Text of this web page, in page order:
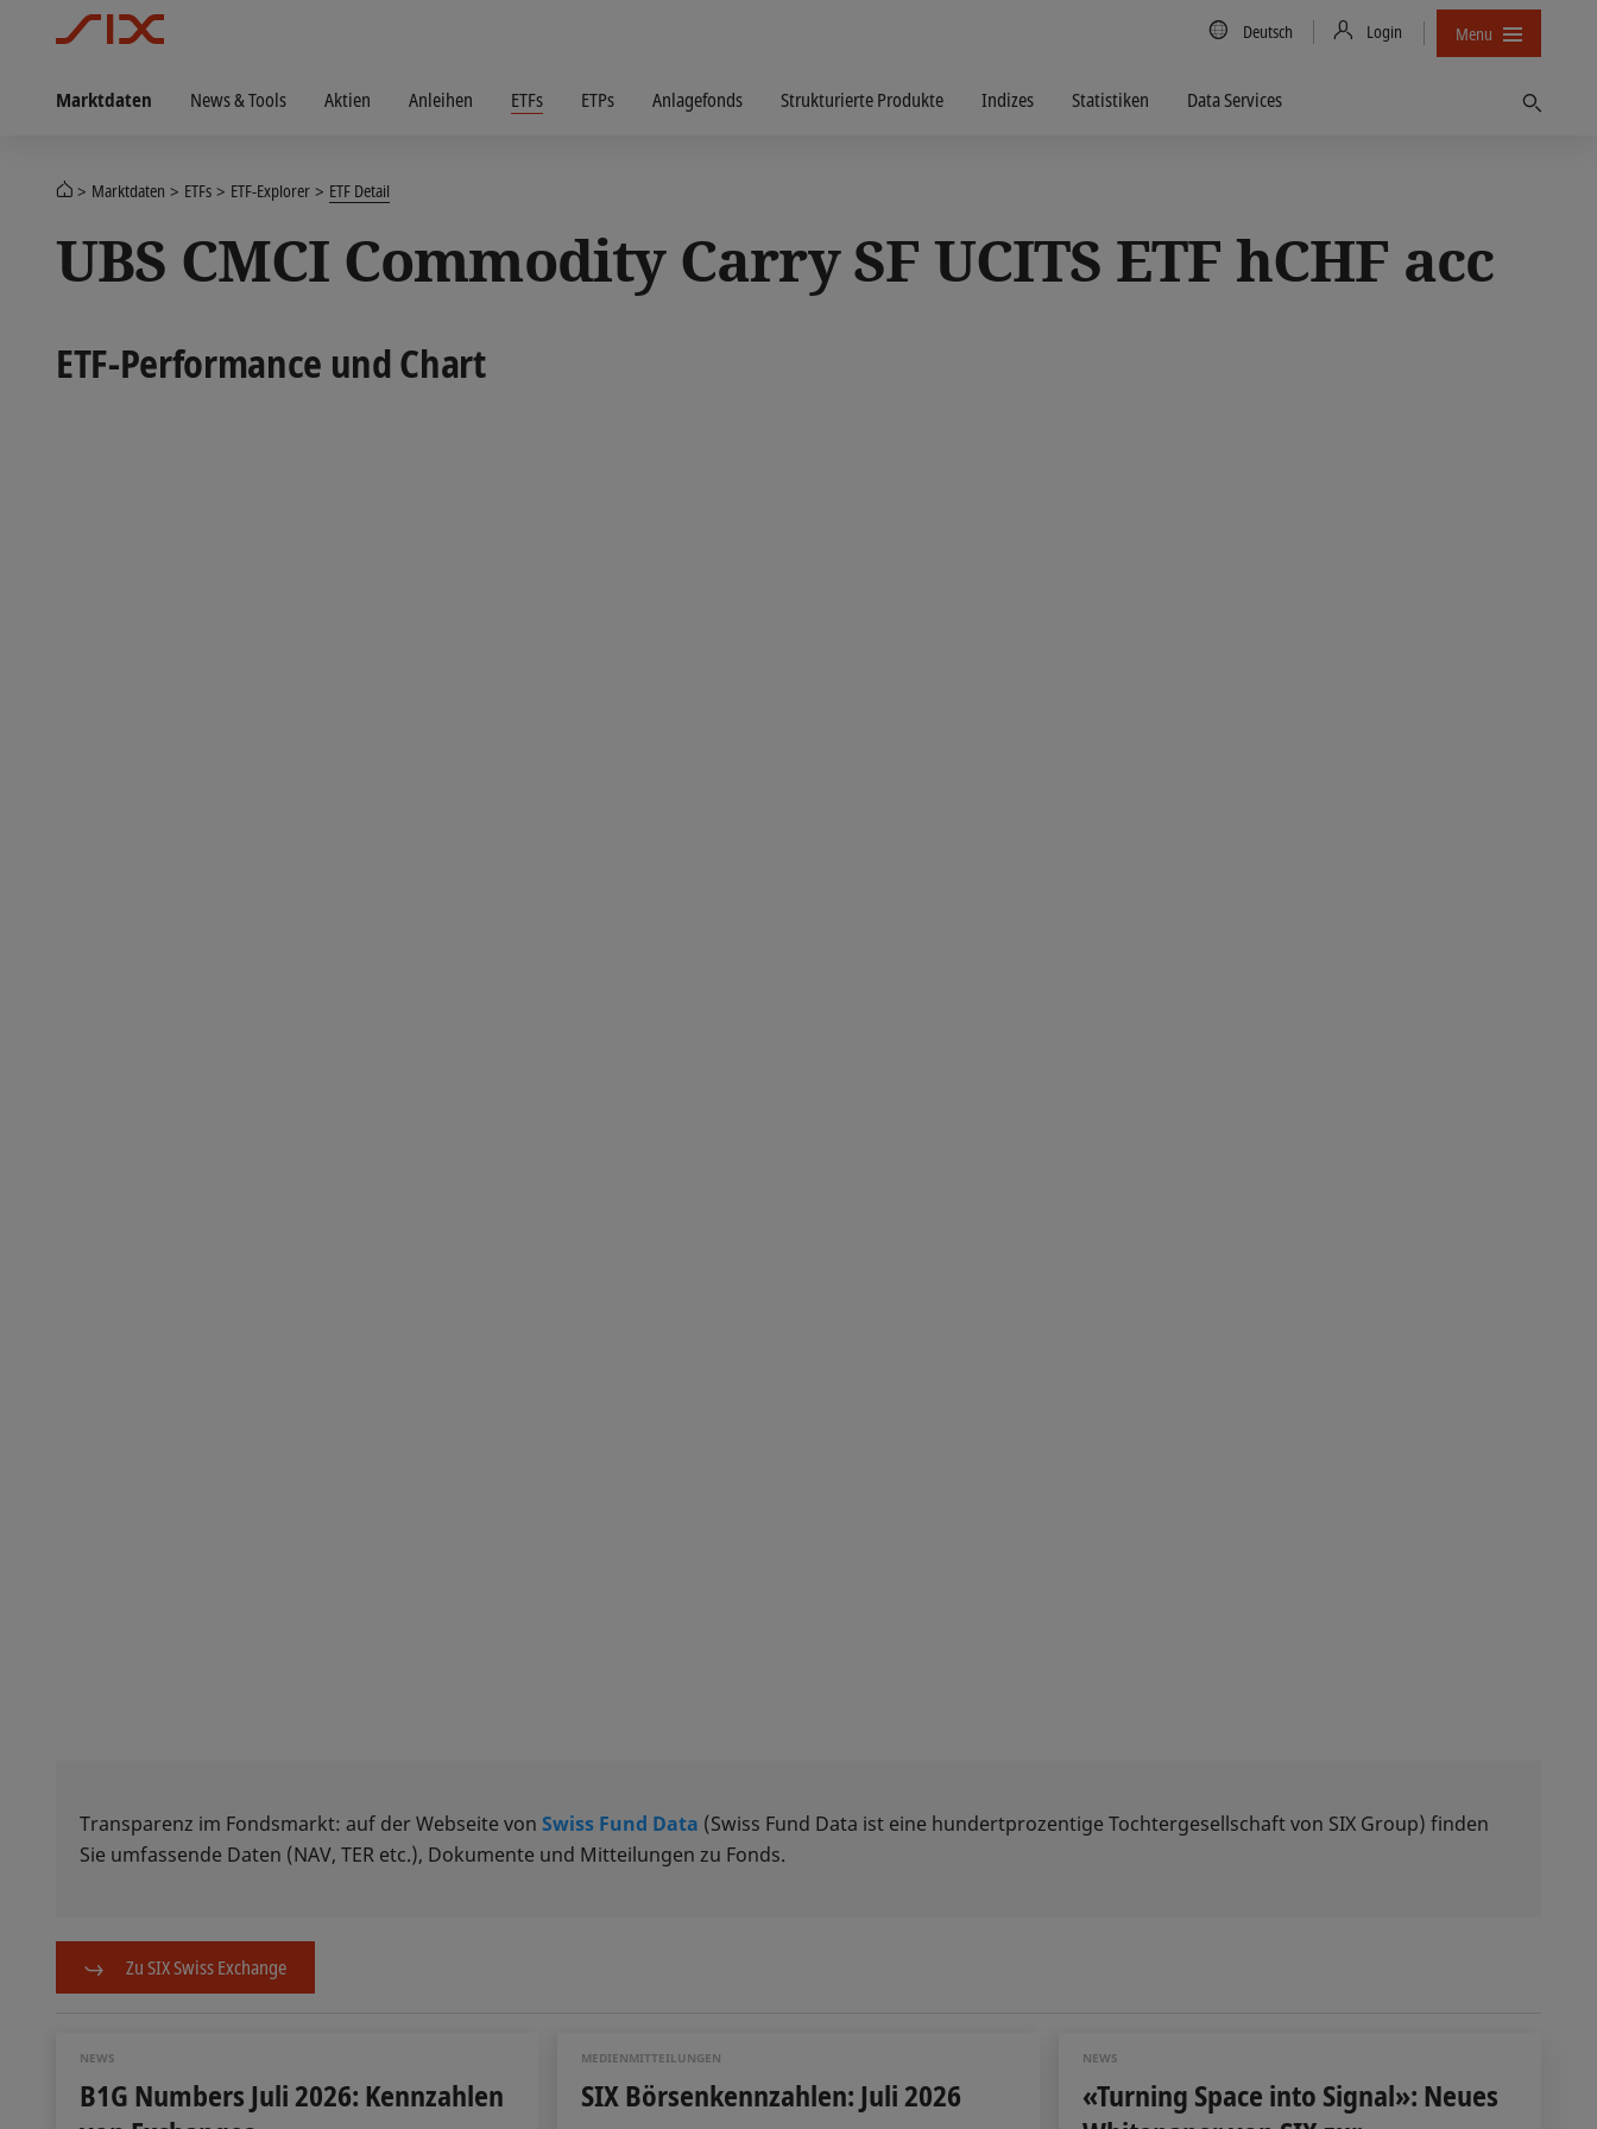
Country/Language
Deutsch Login Menu
Marktdaten News & Tools Aktien Anleihen ETFs ETPs Anlagefonds Strukturierte Produkte Indizes Statistiken Data Services
Marktdaten ETFs ETF-Explorer ETF Detail
UBS CMCI Commodity Carry SF UCITS ETF hCHF acc
ETF-Performance und Chart
Transparenz im Fondsmarkt: auf der Webseite von Swiss Fund Data (Swiss Fund Data ist eine hundertprozentige Tochtergesellschaft von SIX Group) finden
Sie umfassende Daten (NAV, TER etc.), Dokumente und Mitteilungen zu Fonds.
Zu SIX Swiss Exchange
NEWS
B1G Numbers Juli 2026: Kennzahlen
MEDIENMITTEILUNGEN
SIX Börsenkennzahlen: Juli 2026
NEWS
«Turning Space into Signal»: Neues